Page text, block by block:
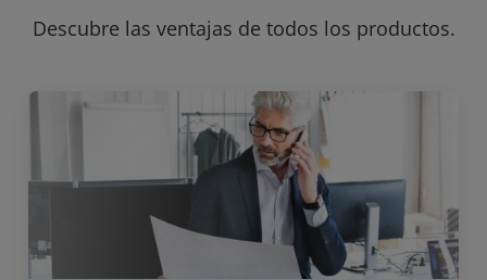
Descubre las ventajas de todos los productos.